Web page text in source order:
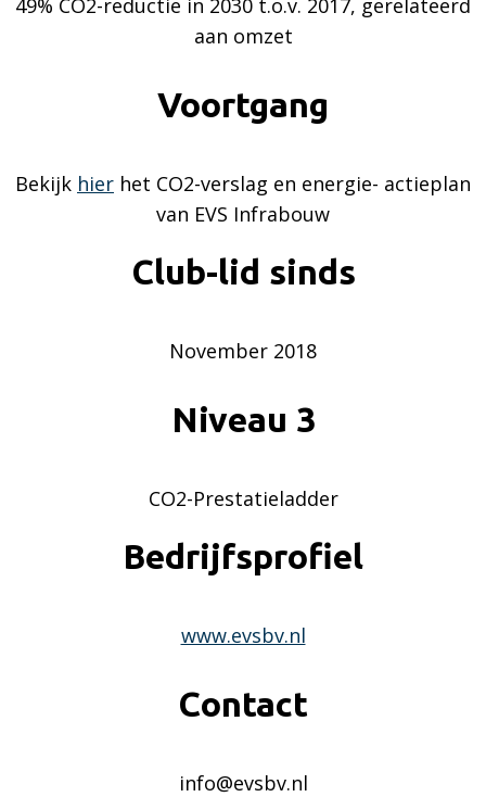
49% CO2-reductie in 2030 t.o.v. 2017, gerelateerd
aan omzet
Voortgang
Bekijk hier het CO2-verslag en energie- actieplan
van EVS Infrabouw
Club-lid sinds
November 2018
Niveau 3
CO2-Prestatieladder
Bedrijfsprofiel
www.evsbv.nl
Contact
info@evsbv.nl